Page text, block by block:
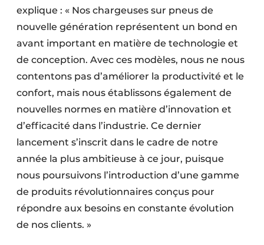
explique : « Nos chargeuses sur pneus de
nouvelle génération représentent un bond en
avant important en matière de technologie et
de conception. Avec ces modèles, nous ne nous
contentons pas d’améliorer la productivité et le
confort, mais nous établissons également de
nouvelles normes en matière d’innovation et
d’efficacité dans l’industrie. Ce dernier
lancement s’inscrit dans le cadre de notre
année la plus ambitieuse à ce jour, puisque
nous poursuivons l’introduction d’une gamme
de produits révolutionnaires conçus pour
répondre aux besoins en constante évolution
de nos clients. »